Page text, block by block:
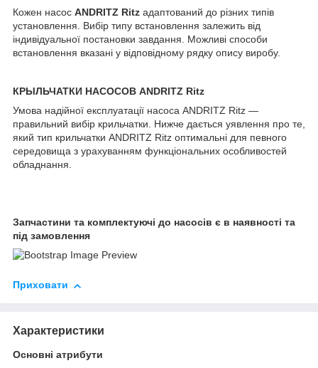
Кожен насос ANDRITZ Ritz адаптований до різних типів
установлення. Вибір типу встановлення залежить від
індивідуальної постановки завдання. Можливі способи
встановлення вказані у відповідному рядку опису виробу.
КРЫЛЬЧАТКИ НАСОСОВ ANDRITZ Ritz
Умова надійної експлуатації насоса ANDRITZ Ritz —
правильний вибір крильчатки. Нижче дається уявлення про те,
який тип крильчатки ANDRITZ Ritz оптимальні для певного
середовища з урахуванням функціональних особливостей
обладнання.
Запчастини та комплектуючі до насосів є в наявності та
під замовлення
Приховати
Характеристики
Основні атрибути